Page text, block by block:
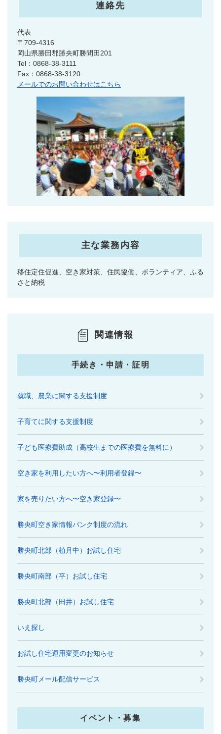
連絡先
代表
〒709-4316
岡山県勝田郡勝央町勝間田201
Tel：0868-38-3111
Fax：0868-38-3120
メールでのお問い合わせはこちら
主な業務内容
移住定住促進、空き家対策、住民協働、ボランティア、ふる
さと納税
関連情報
手続き・申請・証明
就職、農業に関する支援制度
子育てに関する支援制度
子ども医療費助成（高校生までの医療費を無料に）
空き家を利用したい方へ〜利用者登録〜
家を売りたい方へ〜空き家登録〜
勝央町空き家情報バンク制度の流れ
勝央町北部（植月中）お試し住宅
勝央町南部（平）お試し住宅
勝央町北部（田井）お試し住宅
いえ探し
お試し住宅運用変更のお知らせ
勝央町メール配信サービス
イベント・募集